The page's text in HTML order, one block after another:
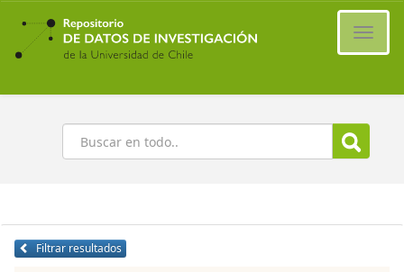
Ir
contenido
principal
Buscar
Filtrar resultados